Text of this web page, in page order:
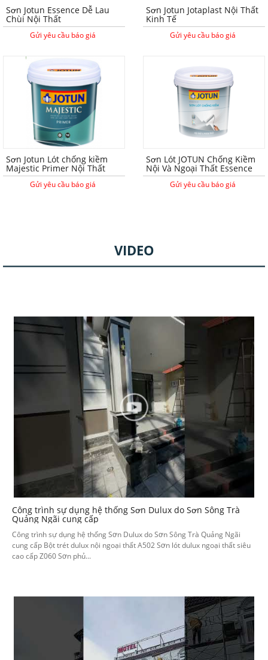
Sơn Jotun Essence Dễ Lau
Chùi Nội Thất
Gửi yêu cầu báo giá
Sơn Jotun Jotaplast Nội Thất
Kinh Tế
Gửi yêu cầu báo giá
Sơn Jotun Lót chống kiềm
Majestic Primer Nội Thất
Gửi yêu cầu báo giá
Sơn Lót JOTUN Chống Kiềm
Nội Và Ngoại Thất Essence
Gửi yêu cầu báo giá
VIDEO
Công trình sự dụng hệ thống Sơn Dulux do Sơn Sông Trà
Quảng Ngãi cung cấp
Công trình sự dụng hệ thống Sơn Dulux do Sơn Sông Trà Quảng Ngãi
cung cấp Bột trét dulux nội ngoại thất A502 Sơn lót dulux ngoại thất siêu
cao cấp Z060 Sơn phủ...